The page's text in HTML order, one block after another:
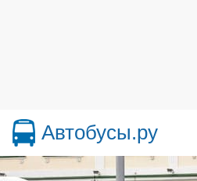
Автобусы.ру